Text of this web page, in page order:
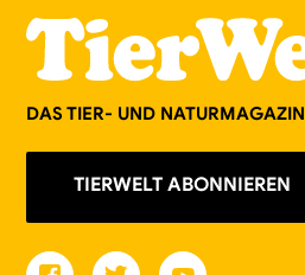
DAS TIER- UND NATURMAGAZIN
TIERWELT ABONNIEREN